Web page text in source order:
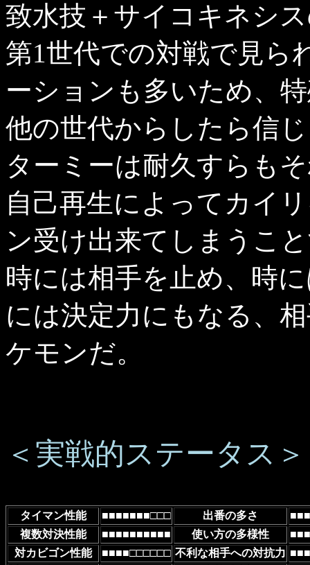
致水技＋サイコキネシ
第1世代での対戦で見ら
ーションも多いため、
他の世代からしたら信
ターミーは耐久すらも
自己再生によってカイ
ン受け出来てしまうこ
時には相手を止め、時
には決定力にもなる、
ケモンだ。
＜実戦的ステータス＞
タイマン性能 ■■■■■■■□□□ 出番の多さ
複数対決性能
■■■■■■■■■■ 使い方の多様性
対カビゴン性能
■■■■□□□□□□ 不利な相手への対抗力